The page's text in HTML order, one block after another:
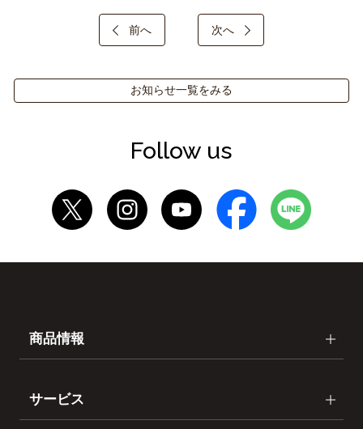
前へ 次へ
お知らせ一覧をみる
Follow us
商品情報
サービス